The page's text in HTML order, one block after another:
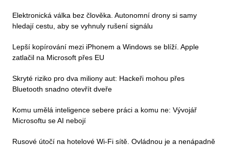
Elektronická válka bez člověka. Autonomní drony si samy
hledají cestu, aby se vyhnuly rušení signálu
Lepší kopírování mezi iPhonem a Windows se blíží. Apple
zatlačil na Microsoft přes EU
Skryté riziko pro dva miliony aut: Hackeři mohou přes
Bluetooth snadno otevřít dveře
Komu umělá inteligence sebere práci a komu ne: Vývojář
Microsoftu se AI nebojí
Rusové útočí na hotelové Wi-Fi sítě. Ovládnou je a nenápadně